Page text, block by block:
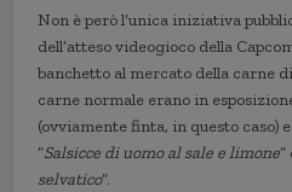
Non è però l’unica iniziativa
dell’atteso videogioco della
banchetto al mercato della carne
carne normale erano in
(ovviamente finta, in questo caso)
“Salsicce di uomo al sale e limone”
selvatico”.